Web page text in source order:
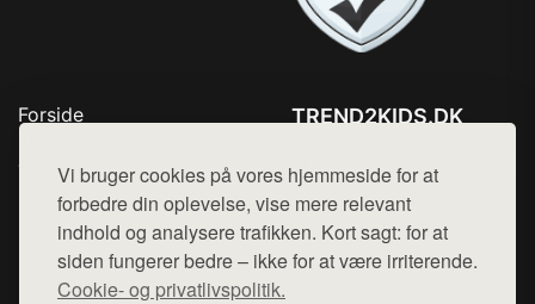
Vi bruger cookies på vores hjemmeside for at
forbedre din oplevelse, vise mere relevant
indhold og analysere trafikken. Kort sagt: for at
siden fungerer bedre – ikke for at være irriterende.
Cookie- og privatlivspolitik.
Forside
Top Rabatter
Blog
Kontakt
TREND2KIDS.DK
Mail: hej@want.dk
Cookie- og privatlivspolitik